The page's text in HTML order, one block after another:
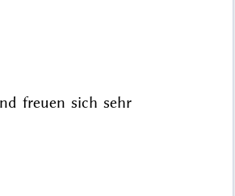
freuen sich sehr